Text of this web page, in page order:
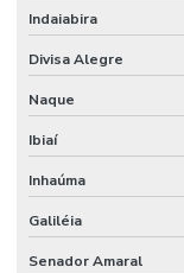
Indaiabira
Divisa Alegre
Naque
Ibiaí
Inhaúma
Galiléia
Senador Amaral